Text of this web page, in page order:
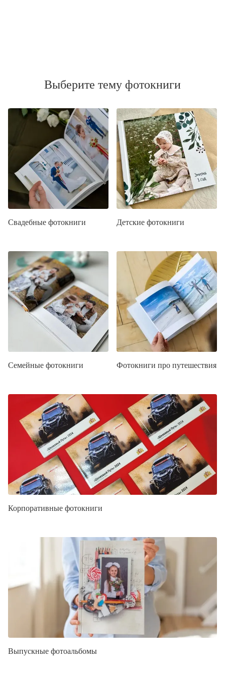
Выберите тему фотокниги
Свадебные фотокниги Детские фотокниги
Семейные фотокниги Фотокниги про путешествия
Корпоративные фотокниги
Выпускные фотоальбомы